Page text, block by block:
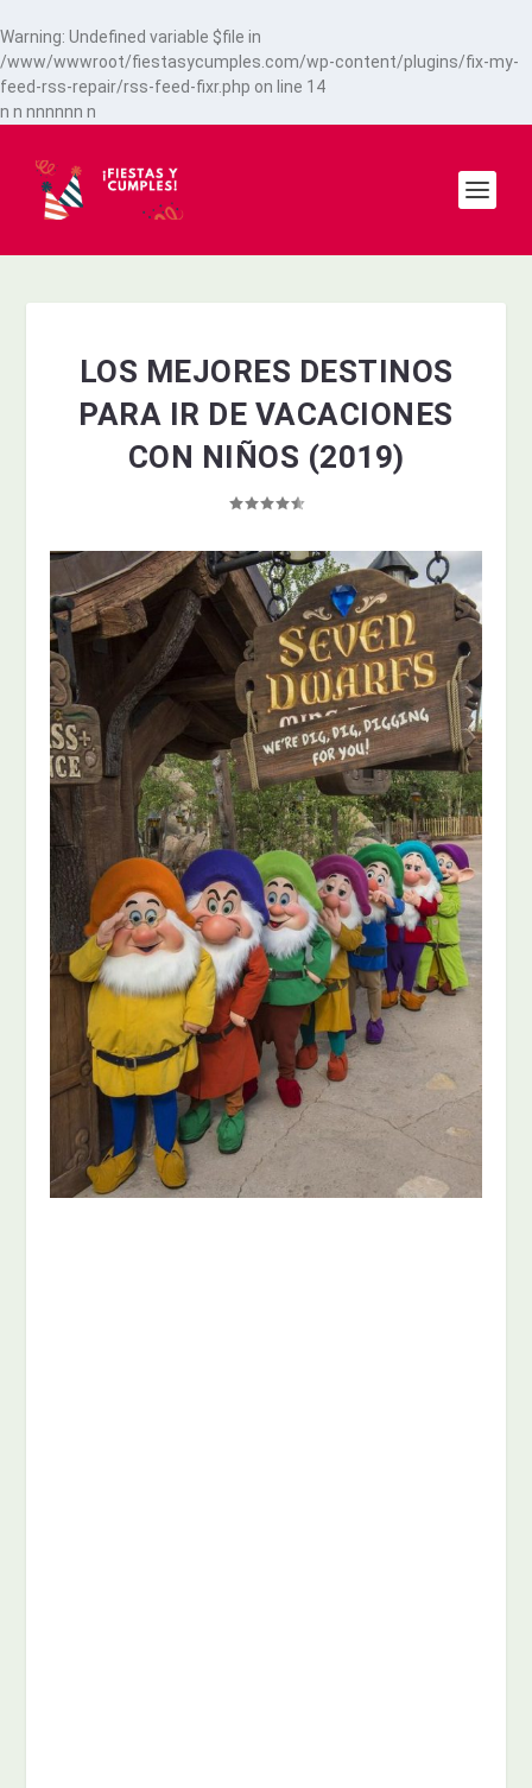
Warning: Undefined variable $file in
/www/wwwroot/fiestasycumples.com/wp-content/plugins/fix-my-
feed-rss-repair/rss-feed-fixr.php on line 14
n n nnnnnn n
LOS MEJORES DESTINOS
PARA IR DE VACACIONES
CON NIÑOS (2019)